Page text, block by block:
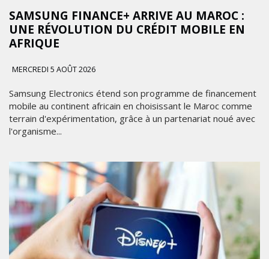
SAMSUNG FINANCE+ ARRIVE AU MAROC :
UNE RÉVOLUTION DU CRÉDIT MOBILE EN
AFRIQUE
MERCREDI 5 AOÛT 2026
Samsung Electronics étend son programme de financement
mobile au continent africain en choisissant le Maroc comme
terrain d'expérimentation, grâce à un partenariat noué avec
l'organisme...